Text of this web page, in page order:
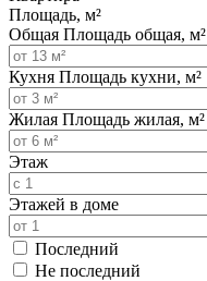
Площадь, м²
Общая Площадь общая, м²
Кухня Площадь кухни, м²
Жилая Площадь жилая, м²
Этаж
Этажей в доме
Последний
Не последний